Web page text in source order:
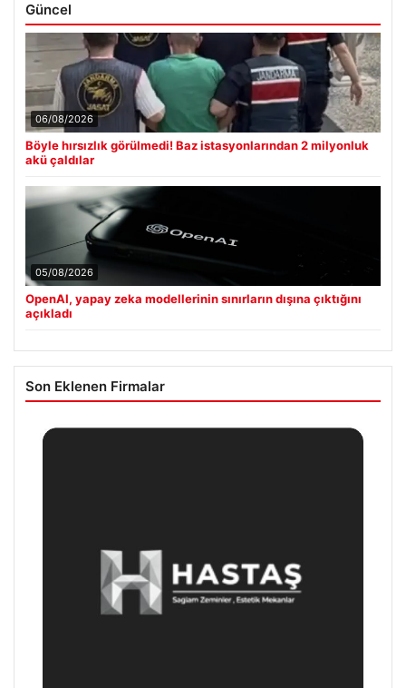
Güncel
06/08/2026
Böyle hırsızlık görülmedi! Baz istasyonlarından 2 milyonluk
akü çaldılar
05/08/2026
OpenAI, yapay zeka modellerinin sınırların dışına çıktığını
açıkladı
Son Eklenen Firmalar